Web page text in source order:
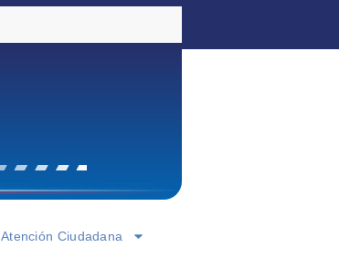
Atención Ciudadana